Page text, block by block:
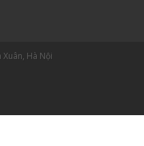
Xuân, Hà Nội